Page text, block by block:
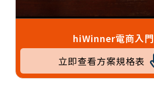
hiWinner電商入門
立即查看方案規格表